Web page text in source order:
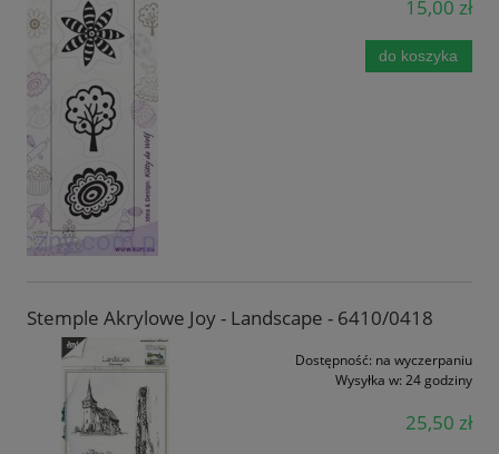
15,00 zł
do koszyka
Stemple Akrylowe Joy - Landscape - 6410/0418
Dostępność: na wyczerpaniu
Wysyłka w: 24 godziny
25,50 zł